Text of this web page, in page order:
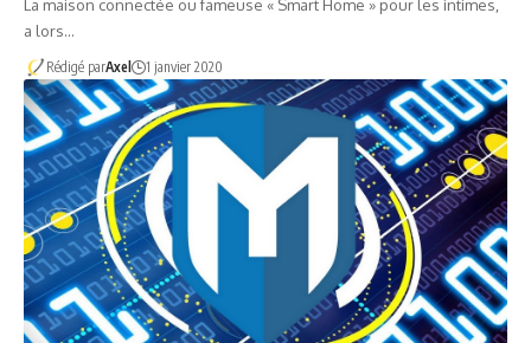
La maison connectée ou fameuse « Smart Home » pour les intimes,
a lors…
Rédigé parAxel 1 janvier 2020